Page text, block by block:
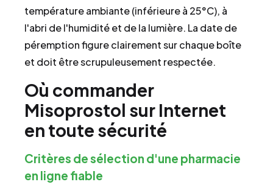
température ambiante (inférieure à 25°C), à
l'abri de l'humidité et de la lumière. La date de
péremption figure clairement sur chaque boîte
et doit être scrupuleusement respectée.
Où commander
Misoprostol sur Internet
en toute sécurité
Critères de sélection d'une pharmacie
en ligne fiable